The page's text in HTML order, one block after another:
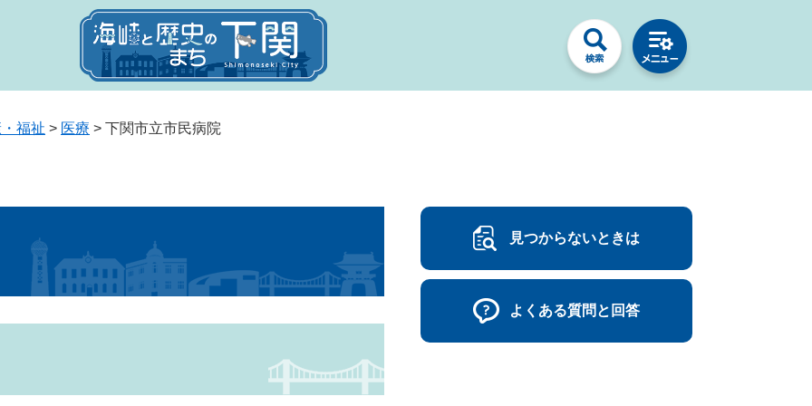
福祉 > 医療 > 下関市立市民病院
見つからないときは
よくある質問と回答